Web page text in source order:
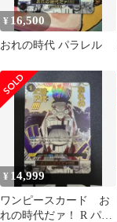
¥ 16,500
おれの時代 パラレル
¥ 14,999
ワンピースカード お
れの時代だァ！ R パラ